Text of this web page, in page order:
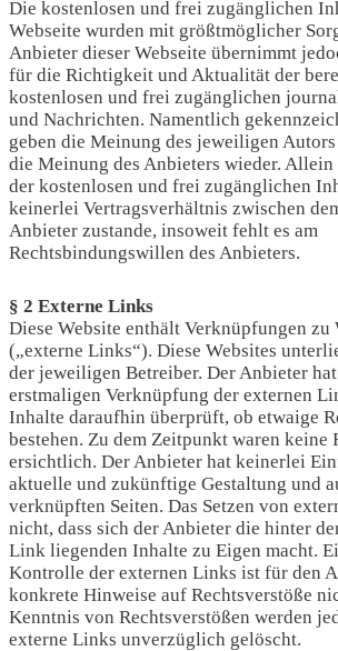
Die kostenlosen und frei zugänglichen
Webseite wurden mit größtmöglicher
Anbieter dieser Webseite übernimmt
für die Richtigkeit und Aktualität der
kostenlosen und frei zugänglichen
und Nachrichten. Namentlich
geben die Meinung des jeweiligen
die Meinung des Anbieters wieder.
der kostenlosen und frei zugänglichen
keinerlei Vertragsverhältnis zwischen
Anbieter zustande, insoweit fehlt es am
Rechtsbindungswillen des Anbieters.
§ 2 Externe Links
Diese Website enthält Verknüpfungen zu
(„externe Links“). Diese Websites
der jeweiligen Betreiber. Der Anbieter
erstmaligen Verknüpfung der externen
Inhalte daraufhin überprüft, ob etwaige
bestehen. Zu dem Zeitpunkt waren keine
ersichtlich. Der Anbieter hat keinerlei
aktuelle und zukünftige Gestaltung und
verknüpften Seiten. Das Setzen von
nicht, dass sich der Anbieter die hinter
Link liegenden Inhalte zu Eigen macht.
Kontrolle der externen Links ist für den
konkrete Hinweise auf Rechtsverstöße
Kenntnis von Rechtsverstößen werden
externe Links unverzüglich gelöscht.